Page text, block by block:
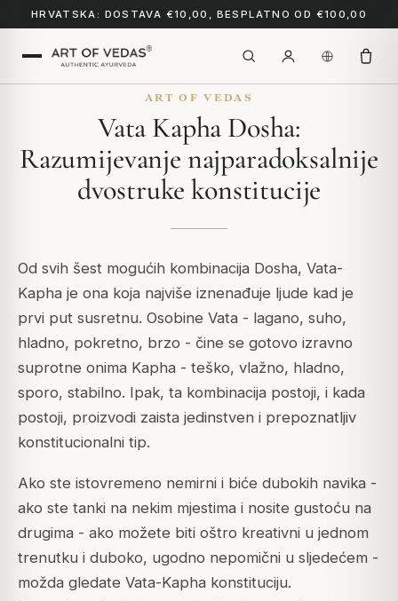
HRVATSKA: DOSTAVA €10,00, BESPLATNO OD €100,00
ART OF VEDAS
Vata Kapha Dosha:
Razumijevanje najparadoksalnije
dvostruke konstitucije
Od svih šest mogućih kombinacija Dosha, Vata-
Kapha je ona koja najviše iznenađuje ljude kad je
prvi put susretnu. Osobine Vata - lagano, suho,
hladno, pokretno, brzo - čine se gotovo izravno
suprotne onima Kapha - teško, vlažno, hladno,
sporo, stabilno. Ipak, ta kombinacija postoji, i kada
postoji, proizvodi zaista jedinstven i prepoznatljiv
konstitucionalni tip.
Ako ste istovremeno nemirni i biće dubokih navika -
ako ste tanki na nekim mjestima i nosite gustoću na
drugima - ako možete biti oštro kreativni u jednom
trenutku i duboko, ugodno nepomični u sljedećem -
možda gledate Vata-Kapha konstituciju.